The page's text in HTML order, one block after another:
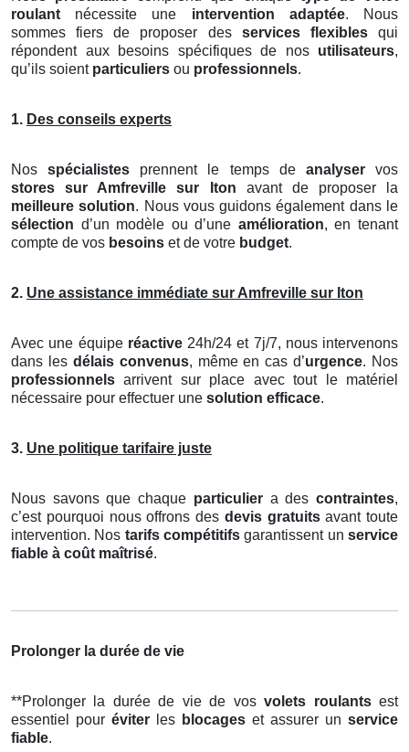
roulant nécessite une intervention adaptée. Nous
sommes fiers de proposer des services flexiblesqui
répondent aux besoins spécifiques de nos utilisateurs,
qu’ils soient particuliers ou professionnels.
1. Des conseils experts
Nosspécialistes prennent le temps de analyservos
stores
sur Amfreville sur Iton avant de proposer la
meilleure solution. Nous vous guidons également dans le
sélection d’un modèle ou d’une amélioration, en tenant
compte de vos besoins et de votre budget.
2. Une assistance immédiate sur Amfreville sur Iton
Avec une équipe réactive24h/24 et 7j/7, nous intervenons
dans les délais convenus, même en cas d’urgence. Nos
professionnels arrivent sur place avec tout le matériel
nécessaire pour effectuer une solution efficace.
3. Une politique tarifaire juste
Nous savons que chaque particuliera descontraintes,
c’est pourquoi nous offrons des devis gratuitsavant toute
intervention. Nos tarifs compétitifs garantissent unservice
fiable à coût maîtrisé.
Prolonger la durée de vie
**Prolonger la durée de vie de vosvolets roulantsest
essentiel pour éviter les blocages et assurer un service
fiable.